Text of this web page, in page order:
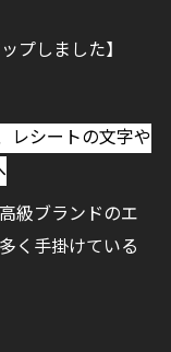
プしました】
レシートの文字や
級ブランドのエ
く手掛けている